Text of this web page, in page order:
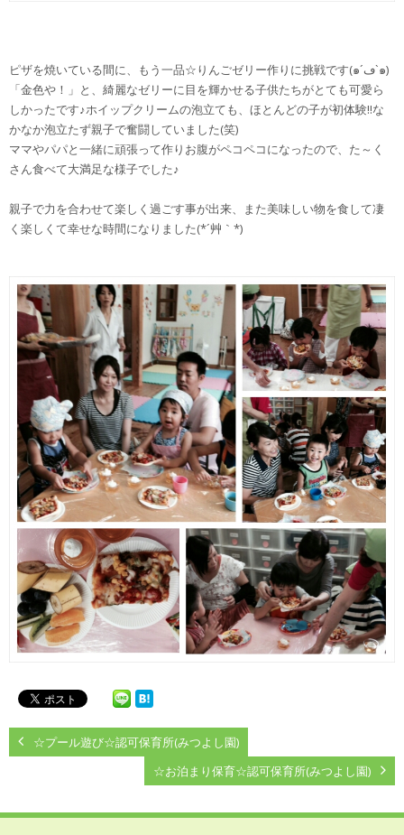
ピザを焼いている間に、もう一品☆りんごゼリー作りに挑戦です(๑´ڡ`๑)
「金色や！」と、綺麗なゼリーに目を輝かせる子供たちがとても可愛ら
しかったです♪ホイップクリームの泡立ても、ほとんどの子が初体験!!な
かなか泡立たず親子で奮闘していました(笑)
ママやパパと一緒に頑張って作りお腹がペコペコになったので、た～く
さん食べて大満足な様子でした♪
親子で力を合わせて楽しく過ごす事が出来、また美味しい物を食して凄
く楽しくて幸せな時間になりました(*´艸｀*)
☆プール遊び☆認可保育所(みつよし園)
☆お泊まり保育☆認可保育所(みつよし園)